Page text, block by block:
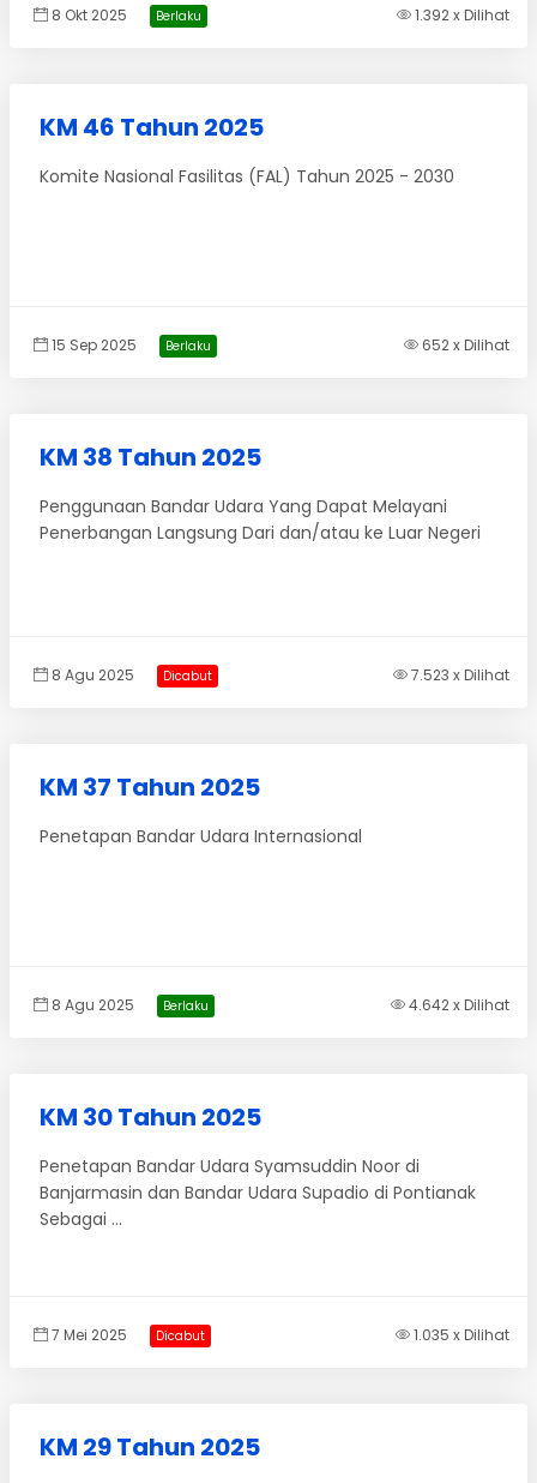
8 Okt 2025 Berlaku 1.392 x Dilihat
KM 46 Tahun 2025
Komite Nasional Fasilitas (FAL) Tahun 2025 - 2030
15 Sep 2025 Berlaku 652 x Dilihat
KM 38 Tahun 2025
Penggunaan Bandar Udara Yang Dapat Melayani
Penerbangan Langsung Dari dan/atau ke Luar Negeri
8 Agu 2025 Dicabut 7.523 x Dilihat
KM 37 Tahun 2025
Penetapan Bandar Udara Internasional
8 Agu 2025 Berlaku 4.642 x Dilihat
KM 30 Tahun 2025
Penetapan Bandar Udara Syamsuddin Noor di
Banjarmasin dan Bandar Udara Supadio di Pontianak
Sebagai ...
7 Mei 2025 Dicabut 1.035 x Dilihat
KM 29 Tahun 2025